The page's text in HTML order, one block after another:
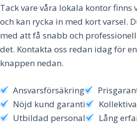
Tack vare våra lokala kontor
och kan rycka in med kort varsel.
med att få snabb och
det. Kontakta oss redan idag för
knappen nedan.
Ansvarsförsäkring
Nöjd kund garanti
Utbildad personal
Lång